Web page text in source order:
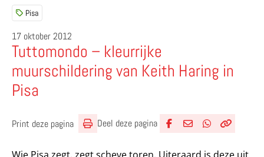
Pisa
17 oktober 2012
Tuttomondo – kleurrijke
muurschildering van Keith Haring in
Pisa
Print deze pagina Deel deze pagina